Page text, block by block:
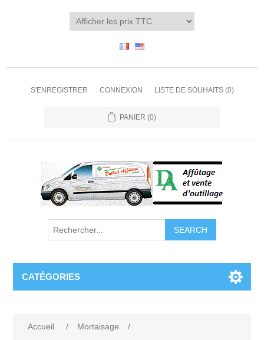
S'ENREGISTRER CONNEXION LISTE DE SOUHAITS (0)
PANIER (0)
CATÉGORIES
Accueil / Mortaisage
/